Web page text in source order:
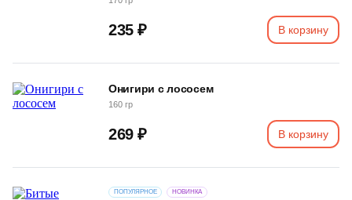
235 ₽ В корзину
Онигири с лососем
160 гр
269 ₽ В корзину
ПОПУЛЯРНОЕ НОВИНКА